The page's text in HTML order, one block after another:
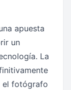
apuesta
un
La
el fotógrafo